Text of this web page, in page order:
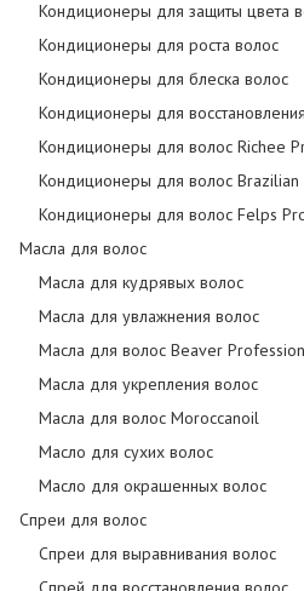
Кондиционеры для защиты цвета
Кондиционеры для роста волос
Кондиционеры для блеска волос
Кондиционеры для
Кондиционеры для волос Richee
Кондиционеры для волос Brazilian
Кондиционеры для волос Felps
Масла для волос
Масла для кудрявых волос
Масла для увлажнения волос
Масла для волос Beaver
Масла для укрепления волос
Масла для волос Moroccanoil
Масло для сухих волос
Масло для окрашенных волос
Спреи для волос
Cпреи для выравнивания волос